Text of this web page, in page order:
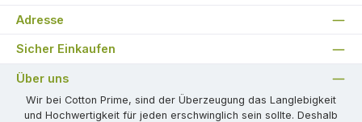
Adresse
Sicher Einkaufen
Über uns
Wir bei Cotton Prime, sind der Überzeugung das Langlebigkeit
und Hochwertigkeit für jeden erschwinglich sein sollte. Deshalb